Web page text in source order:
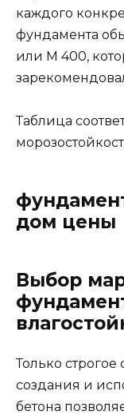
каждого
фундамента
или М 400,
Таблица
дом цены
Выбор
Только
создания и
бетона